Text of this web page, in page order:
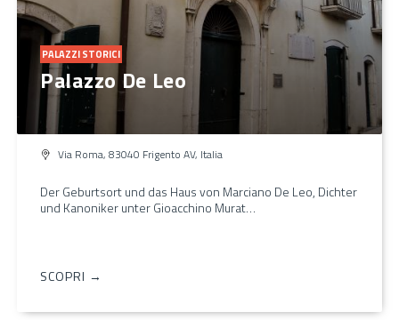
PALAZZI STORICI
Palazzo De Leo
Via Roma, 83040 Frigento AV, Italia
Der Geburtsort und das Haus von Marciano De Leo, Dichter
und Kanoniker unter Gioacchino Murat…
SCOPRI →